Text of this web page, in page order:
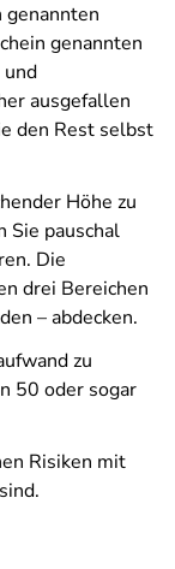
genannten
und
ausgefallen
den Rest selbst
Höhe zu
Sie pauschal
Die
drei Bereichen
– abdecken.
zu
50 oder sogar
Risiken mit